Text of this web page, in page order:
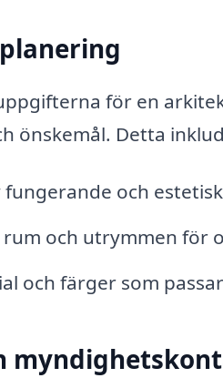
för en
önskemål. Detta
fungerande och
rum och utrymmen för
och färger som